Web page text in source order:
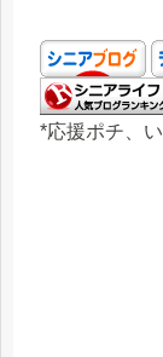
*応援ポチ、